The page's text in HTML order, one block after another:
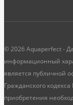
© 2026 Aquaperfect -
информационный
является публичной
Гражданского
приобретения